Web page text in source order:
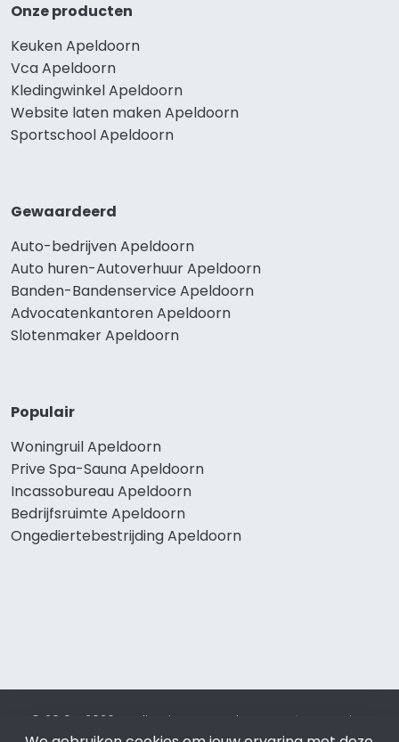
Onze producten
Keuken Apeldoorn
Vca Apeldoorn
Kledingwinkel Apeldoorn
Website laten maken Apeldoorn
Sportschool Apeldoorn
Gewaardeerd
Auto-bedrijven Apeldoorn
Auto huren-Autoverhuur Apeldoorn
Banden-Bandenservice Apeldoorn
Advocatenkantoren Apeldoorn
Slotenmaker Apeldoorn
Populair
Woningruil Apeldoorn
Prive Spa-Sauna Apeldoorn
Incassobureau Apeldoorn
Bedrijfsruimte Apeldoorn
Ongediertebestrijding Apeldoorn
© 2019 - 2026 Realisatie en SEO door SEO-bureau
Lion